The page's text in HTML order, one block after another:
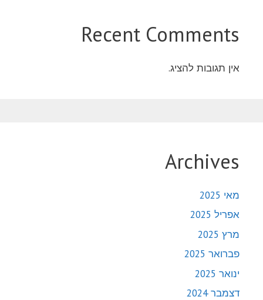
Archives
מאי 2025
אפריל 2025
מרץ 2025
פברואר 2025
ינואר 2025
דצמבר 2024
Recent Comments
אין תגובות להציג.